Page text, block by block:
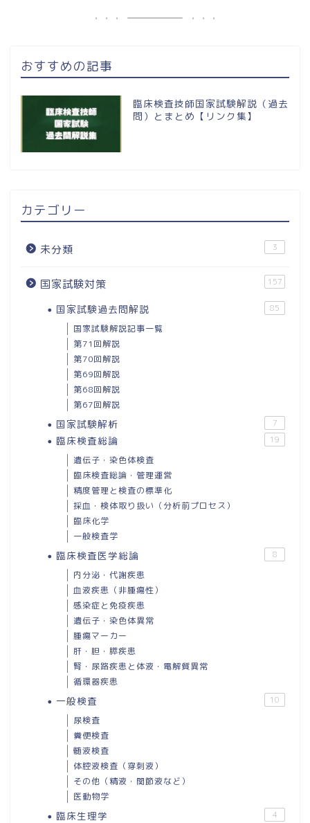
おすすめの記事
臨床検査技師国家試験解説（過去
問）とまとめ【リンク集】
カテゴリー
未分類 3
国家試験対策 157
国家試験過去問解説 85
国家試験解説記事一覧
第71回解説
第70回解説
第69回解説
第68回解説
第67回解説
国家試験解析 7
臨床検査総論 19
遺伝子・染色体検査
臨床検査総論・管理運営
精度管理と検査の標準化
採血・検体取り扱い（分析前プロセス）
臨床化学
一般検査学
臨床検査医学総論 8
内分泌・代謝疾患
血液疾患（非腫瘍性）
感染症と免疫疾患
遺伝子・染色体異常
腫瘍マーカー
肝・胆・膵疾患
腎・尿路疾患と体液・電解質異常
循環器疾患
一般検査 10
尿検査
糞便検査
髄液検査
体腔液検査（穿刺液）
その他（精液・関節液など）
医動物学
臨床生理学 4